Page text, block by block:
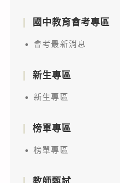
國中教育會考專區
會考最新消息
新生專區
新生專區
榜單專區
榜單專區